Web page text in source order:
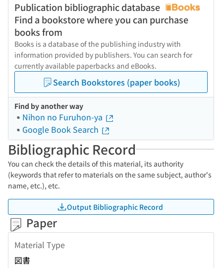
Publication bibliographic database
Find a bookstore where you can purchase
books from
Books is a database of the publishing industry with
information provided by publishers. You can search for
currently available paperbacks and eBooks.
Search Bookstores (paper books)
Find by another way
Nihon no Furuhon-ya
Google Book Search
Bibliographic Record
You can check the details of this material, its authority
(keywords that refer to materials on the same subject, author's
name, etc.), etc.
Output Bibliographic Record
Paper
Material Type
図書